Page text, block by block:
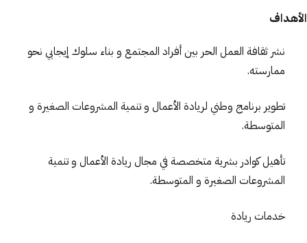
الأهداف
نشر ثقافة العمل الحر بين أفراد المجتمع و بناء سلوك إيجابي نحو
ممارسته.
تطوير برنامج وطني لريادة الأعمال و تنمية المشروعات الصغيرة و
المتوسطة.
تأهيل كوادر بشرية متخصصة في مجال ريادة الأعمال و تنمية
المشروعات الصغيرة و المتوسطة.
خدمات ريادة